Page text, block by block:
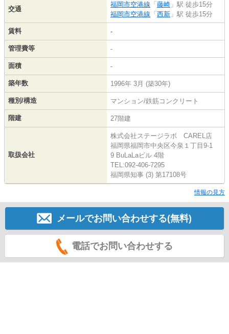
交通
福岡市空港線 「 藤崎 」駅 徒歩15分
福岡市空港線 「 西新 」駅 徒歩15分
賃料 -
管理費等 -
面積 -
築年数 1996年 3月 (築30年)
種別/構造 マンション/鉄筋コンクリート
階建 27階建
取扱会社
株式会社ステージラボ CAREL店
福岡県福岡市中央区今泉１丁目9-1
9 BuLaLaビル 4階
TEL:092-406-7295
福岡県知事 (3) 第17108号
情報の見方
メールでお問い合わせする(無料)
電話でお問い合わせする